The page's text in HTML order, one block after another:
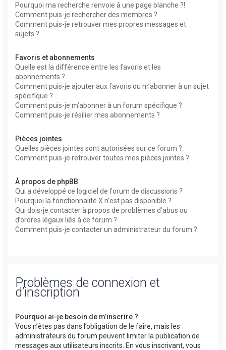
Pourquoi ma recherche renvoie à une page blanche ?!
Comment puis-je rechercher des membres ?
Comment puis-je retrouver mes propres messages et
sujets ?
Favoris et abonnements
Quelle est la différence entre les favoris et les
abonnements ?
Comment puis-je ajouter aux favoris ou m’abonner à un sujet
spécifique ?
Comment puis-je m’abonner à un forum spécifique ?
Comment puis-je résilier mes abonnements ?
Pièces jointes
Quelles pièces jointes sont autorisées sur ce forum ?
Comment puis-je retrouver toutes mes pièces jointes ?
À propos de phpBB
Qui a développé ce logiciel de forum de discussions ?
Pourquoi la fonctionnalité X n’est pas disponible ?
Qui dois-je contacter à propos de problèmes d’abus ou
d’ordres légaux liés à ce forum ?
Comment puis-je contacter un administrateur du forum ?
Problèmes de connexion et
d’inscription
Pourquoi ai-je besoin de m’inscrire ?
Vous n’êtes pas dans l’obligation de le faire, mais les
administrateurs du forum peuvent limiter la publication de
messages aux utilisateurs inscrits. En vous inscrivant, vous